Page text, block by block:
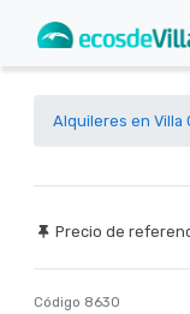
Alquileres en Villa
Precio de
Código 8630